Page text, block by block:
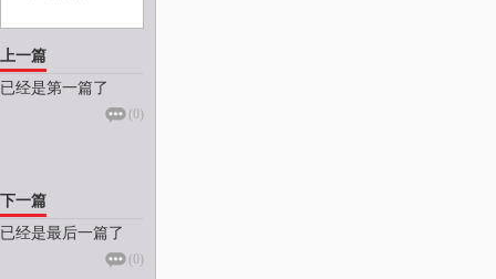
上一篇
已经是第一篇了
(0)
下一篇
已经是最后一篇了
(0)